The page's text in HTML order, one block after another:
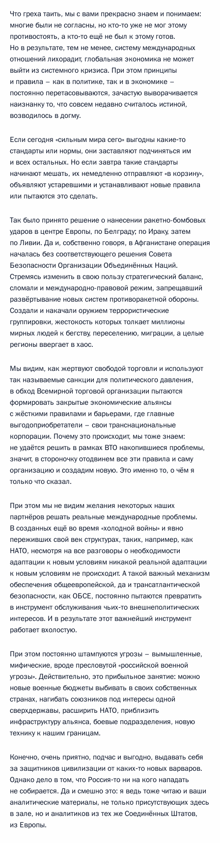
Что греха таить, мы с вами прекрасно знаем и понимаем:
многие были не согласны, но кто‑то уже не мог этому
противостоять, а кто‑то ещё не был к этому готов.
Но в результате, тем не менее, систему международных
отношений лихорадит, глобальная экономика не может
выйти из системного кризиса. При этом принципы
и правила – как в политике, так и в экономике –
постоянно перетасовываются, зачастую выворачивается
наизнанку то, что совсем недавно считалось истиной,
возводилось в догму.
Если сегодня «сильным мира сего» выгодны какие‑то
стандарты или нормы, они заставляют подчиняться им
и всех остальных. Но если завтра такие стандарты
начинают мешать, их немедленно отправляют «в корзину»,
объявляют устаревшими и устанавливают новые правила
или пытаются это сделать.
Так было принято решение о нанесении ракетно-бомбовых
ударов в центре Европы, по Белграду; по Ираку, затем
по Ливии. Да и, собственно говоря, в Афганистане операция
началась без соответствующего решения Совета
Безопасности Организации Объединённых Наций.
Стремясь изменить в свою пользу стратегический баланс,
сломали и международно-правовой режим, запрещавший
развёртывание новых систем противоракетной обороны.
Создали и накачали оружием террористические
группировки, жестокость которых толкает миллионы
мирных людей к бегству, переселению, миграции, а целые
регионы ввергает в хаос.
Мы видим, как жертвуют свободой торговли и используют
так называемые санкции для политического давления,
в обход Всемирной торговой организации пытаются
формировать закрытые экономические альянсы
с жёсткими правилами и барьерами, где главные
выгодоприобретатели – свои транснациональные
корпорации. Почему это происходит, мы тоже знаем:
не удаётся решить в рамках ВТО накопившиеся проблемы,
значит, в стороночку отодвинем все эти правила и саму
организацию и создадим новую. Это именно то, о чём я
только что сказал.
При этом мы не видим желания некоторых наших
партнёров решать реальные международные проблемы.
В созданных ещё во время «холодной войны» и явно
переживших свой век структурах, таких, например, как
НАТО, несмотря на все разговоры о необходимости
адаптации к новым условиям никакой реальной адаптации
к новым условиям не происходит. А такой важный механизм
обеспечения общеевропейской, да и трансатлантической
безопасности, как ОБСЕ, постоянно пытаются превратить
в инструмент обслуживания чьих‑то внешнеполитических
интересов. И в результате этот важнейший инструмент
работает вхолостую.
При этом постоянно штампуются угрозы – вымышленные,
мифические, вроде пресловутой «российской военной
угрозы». Действительно, это прибыльное занятие: можно
новые военные бюджеты выбивать в своих собственных
странах, нагибать союзников под интересы одной
сверхдержавы, расширить НАТО, приблизить
инфраструктуру альянса, боевые подразделения, новую
технику к нашим границам.
Конечно, очень приятно, подчас и выгодно, выдавать себя
за защитников цивилизации от каких‑то новых варваров.
Однако дело в том, что Россия‑то ни на кого нападать
не собирается. Да и смешно это: я ведь тоже читаю и ваши
аналитические материалы, не только присутствующих здесь
в зале, но и аналитиков из тех же Соединённых Штатов,
из Европы.